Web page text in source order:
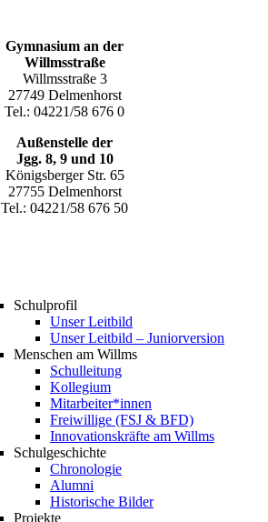
Gymnasium an der
Willmsstraße
Willmsstraße 3
27749 Delmenhorst
Tel.: 04221/58 676 0
Außenstelle der
Jgg. 8, 9 und 10
Königsberger Str. 65
27755 Delmenhorst
Tel.: 04221/58 676 50
Schulprofil
Unser Leitbild
Unser Leitbild – Juniorversion
Menschen am Willms
Schulleitung
Kollegium
Mitarbeiter*innen
Freiwillige (FSJ & BFD)
Innovationskräfte am Willms
Schulgeschichte
Chronologie
Alumni
Historische Bilder
Projekte